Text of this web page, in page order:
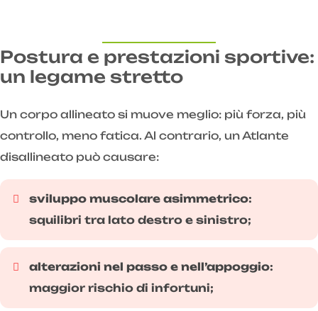
Postura e prestazioni sportive:
un legame stretto
Un corpo allineato si muove meglio: più forza, più
controllo, meno fatica. Al contrario, un Atlante
disallineato può causare:
sviluppo muscolare asimmetrico:
squilibri tra lato destro e sinistro;
alterazioni nel passo e nell’appoggio:
maggior rischio di infortuni;